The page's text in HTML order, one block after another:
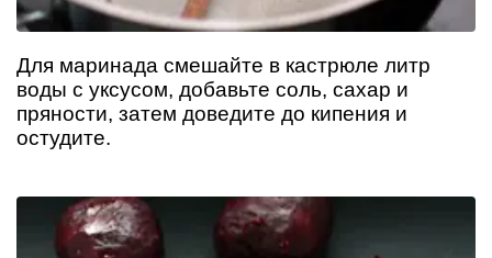
Для маринада смешайте в кастрюле литр
воды с уксусом, добавьте соль, сахар и
пряности, затем доведите до кипения и
остудите.